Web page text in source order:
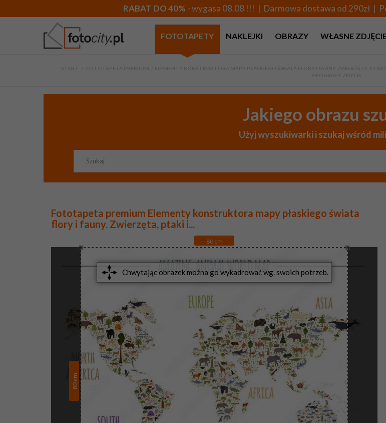
RABAT DO 40% - wygasa 08.08 !!! | Darmowa dostawa od 290zł |
FOTOTAPETY NAKLEJKI OBRAZY WŁASNE
Jakiego obrazu
Użyj wyszukiwarki i szukaj wśród
Fototapeta premium Elementy konstruktora mapy płaskiego świata
flory i fauny. Zwierzęta, ptaki i...
80cm
80
cm